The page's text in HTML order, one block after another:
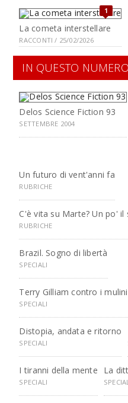
1
La cometa interstellare
RACCONTI / 25/02/2026
IN QUESTO NUMERO
Delos Science Fiction 93
SETTEMBRE 2004
Un futuro di vent'anni fa
RUBRICHE
C'è vita su Marte? Un po' il
RUBRICHE
Brazil. Sogno di libertà
SPECIALI
Terry Gilliam contro i
SPECIALI
Distopia, andata e ritorno
SPECIALI
I tiranni della mente
SPECIALI
La